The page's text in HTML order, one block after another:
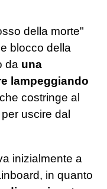
della morte"
blocco della
da una
lampeggiando
costringe al
uscire dal
inizialmente a
in quanto